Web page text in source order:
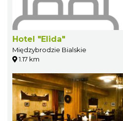
Hotel "Elida"
Międzybrodzie Bialskie
1.17 km